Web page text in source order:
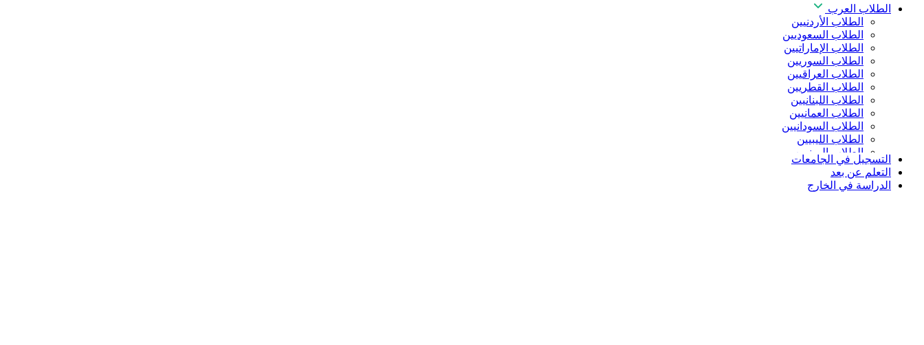
الطلاب العرب
الطلاب الأردنيين
الطلاب السعوديين
الطلاب الإماراتيين
الطلاب السوريين
الطلاب العراقيين
الطلاب القطريين
الطلاب اللبنانيين
الطلاب العمانيين
الطلاب السودانيين
الطلاب الليبيين
الطلاب اليمنيين
التسجيل في الجامعات
التعلم عن بعد
الدراسة في الخارج